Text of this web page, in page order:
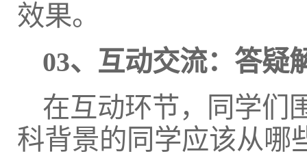
效果。
03、 互动交流：答疑
在互动环节，同学们
科背景的同学应该从哪